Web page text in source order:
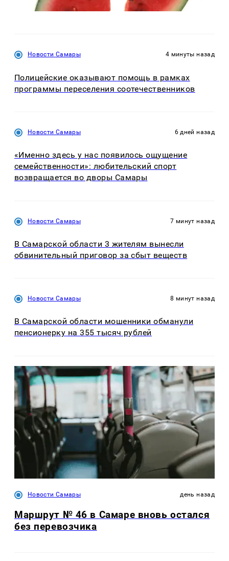
Новости Самары 4 минуты назад
Полицейские оказывают помощь в рамках
программы переселения соотечественников
Новости Самары 6 дней назад
«Именно здесь у нас появилось ощущение
семейственности»: любительский спорт
возвращается во дворы Самары
Новости Самары 7 минут назад
В Самарской области 3 жителям вынесли
обвинительный приговор за сбыт веществ
Новости Самары 8 минут назад
В Самарской области мошенники обманули
пенсионерку на 355 тысяч рублей
Новости Самары день назад
Маршрут № 46 в Самаре вновь остался
без перевозчика